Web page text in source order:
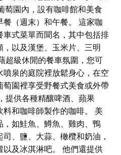
萄園內，設有咖啡館和美食
（週末）和午餐。 這家咖
式菜單而聞名，其中包括排
以及漢堡、玉米片、三明
超級休閒的餐車氛圍，您可
泉的庭院裡放鬆身心，在空
園裡享受野餐式美食或外帶
提供各種精釀啤酒、蘋果
和咖啡師製作的咖啡。 美
如鮭魚、鱒魚、雞肉、鴨
、鹽、大蒜、橄欖和奶油，
及冰淇淋吧。 他們還提供